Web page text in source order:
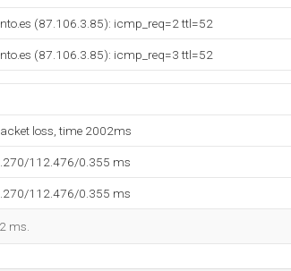
(87.106.3.85): icmp_req=2 ttl=52
(87.106.3.85): icmp_req=3 ttl=52
loss, time 2002ms
112.476/0.355 ms
112.476/0.355 ms
ms.